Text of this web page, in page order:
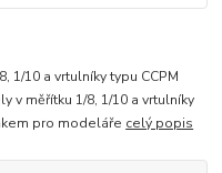
1/10 a vrtulníky typu CCPM
v měřítku 1/8, 1/10 a vrtulníky
pro modeláře celý popis